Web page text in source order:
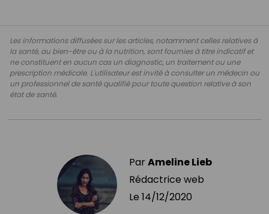
Les informations diffusées sur les articles, notamment celles relatives à
la santé, au bien-être ou à la nutrition, sont fournies à titre indicatif et
ne constituent en aucun cas un diagnostic, un traitement ou une
prescription médicale. L'utilisateur est invité à consulter un médecin ou
un professionnel de santé qualifié pour toute question relative à son
état de santé.
ParAmeline Lieb
Rédactrice web
Le 14/12/2020